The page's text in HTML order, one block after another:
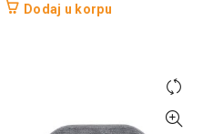
Dodaj u korpu